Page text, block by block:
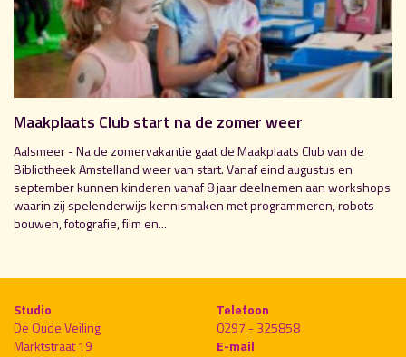
Maakplaats Club start na de zomer weer
Aalsmeer - Na de zomervakantie gaat de Maakplaats Club van de
Bibliotheek Amstelland weer van start. Vanaf eind augustus en
september kunnen kinderen vanaf 8 jaar deelnemen aan workshops
waarin zij spelenderwijs kennismaken met programmeren, robots
bouwen, fotografie, film en...
Studio
De Oude Veiling
Marktstraat 19
Telefoon
0297 - 325858
E-mail